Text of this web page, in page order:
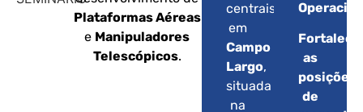
Plataformas Aéreas
e Manipuladores
Telescópicos.
centrais
em
Campo
Largo,
situada
na
as
posições
de